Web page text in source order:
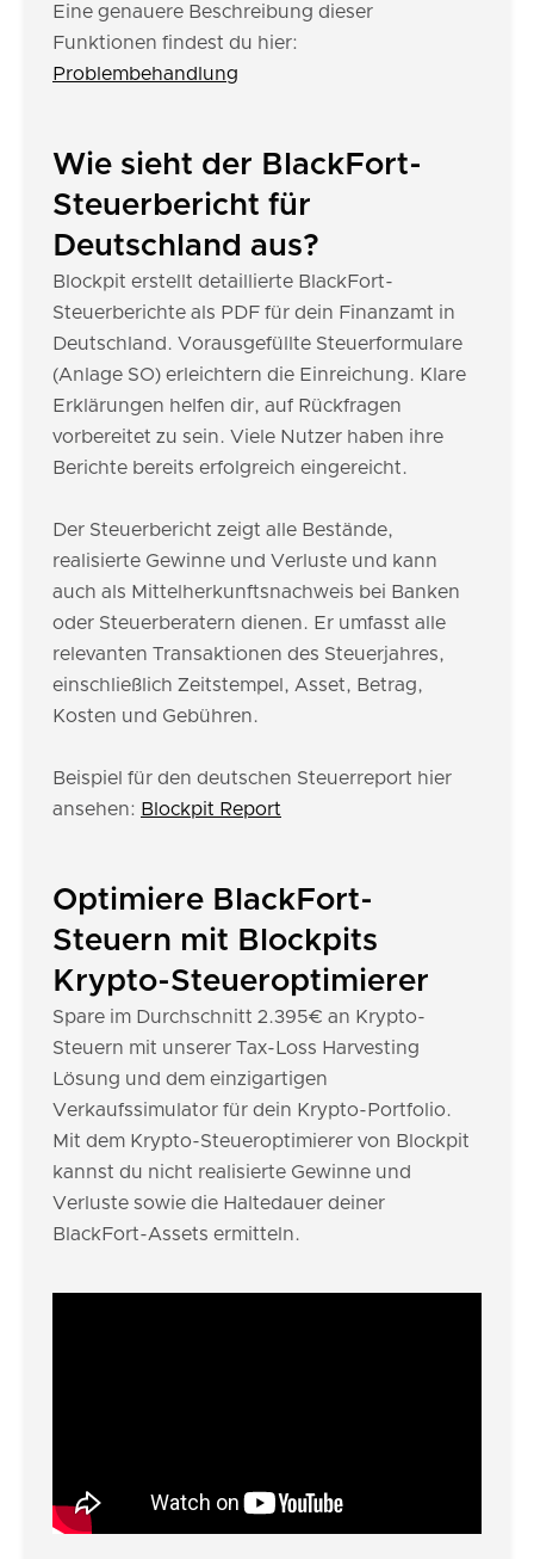
Eine genauere Beschreibung dieser
Funktionen findest du hier:
Problembehandlung
Wie sieht der BlackFort-
Steuerbericht für
Deutschland aus?
Blockpit erstellt detaillierte BlackFort-
Steuerberichte als PDF für dein Finanzamt in
Deutschland. Vorausgefüllte Steuerformulare
(Anlage SO) erleichtern die Einreichung. Klare
Erklärungen helfen dir, auf Rückfragen
vorbereitet zu sein. Viele Nutzer haben ihre
Berichte bereits erfolgreich eingereicht.
Der Steuerbericht zeigt alle Bestände,
realisierte Gewinne und Verluste und kann
auch als Mittelherkunftsnachweis bei Banken
oder Steuerberatern dienen. Er umfasst alle
relevanten Transaktionen des Steuerjahres,
einschließlich Zeitstempel, Asset, Betrag,
Kosten und Gebühren.
Beispiel für den deutschen Steuerreport hier
ansehen: Blockpit Report
Optimiere BlackFort-
Steuern mit Blockpits
Krypto-Steueroptimierer
Spare im Durchschnitt 2.395€ an Krypto-
Steuern mit unserer Tax-Loss Harvesting
Lösung und dem einzigartigen
Verkaufssimulator für dein Krypto-Portfolio.
Mit dem Krypto-Steueroptimierer von Blockpit
kannst du nicht realisierte Gewinne und
Verluste sowie die Haltedauer deiner
BlackFort-Assets ermitteln.